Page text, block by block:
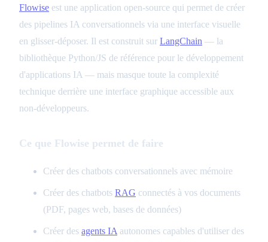
Flowise est une application open-source qui permet de créer
des pipelines IA conversationnels via une interface visuelle
en glisser-déposer. Il est construit sur LangChain — la
bibliothèque Python/JS de référence pour le développement
d'applications IA — mais masque toute la complexité
technique derrière une interface graphique accessible aux
non-développeurs.
Ce que Flowise permet de faire
Créer des chatbots conversationnels avec mémoire
Créer des chatbots RAG connectés à vos documents
(PDF, pages web, bases de données)
Créer des agents IA autonomes capables d'utiliser des